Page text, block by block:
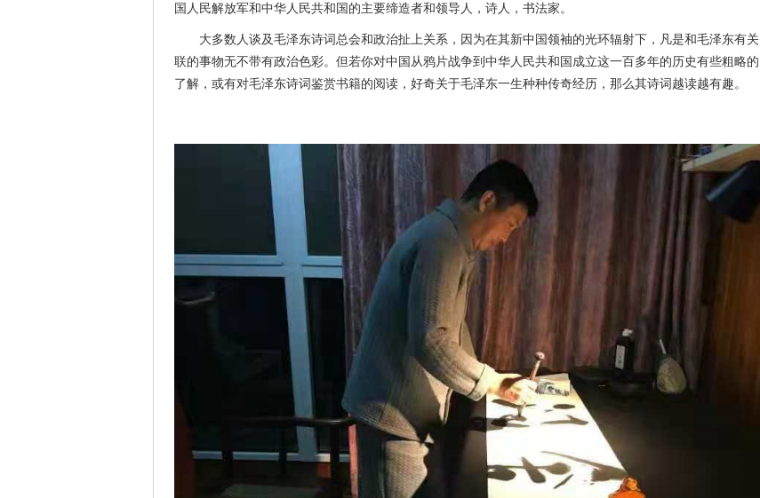
国人民解放军和中华人民共和国的主要缔造者和领导人，诗人，书法家。
大多数人谈及毛泽东诗词总会和政治扯上关系，因为在其新中国领袖的光环辐射下，凡是和毛泽东有关
联的事物无不带有政治色彩。但若你对中国从鸦片战争到中华人民共和国成立这一百多年的历史有些粗略的
了解，或有对毛泽东诗词鉴赏书籍的阅读，好奇关于毛泽东一生种种传奇经历，那么其诗词越读越有趣。